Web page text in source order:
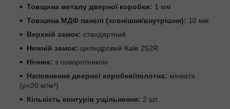
Товщина металу дверної коробки: 1 мм
Товщина МДФ панелі (зовнішня/внутрішня): 10 мм
Верхній замок: стандартний
Нижній замок: циліндровий Kale 252R
Нічник: з поворотником
Наповнення дверної коробки/полотна: мінвата
(ρ=20 кг/м³)
Кількість контурів ущільнення: 2 шт.